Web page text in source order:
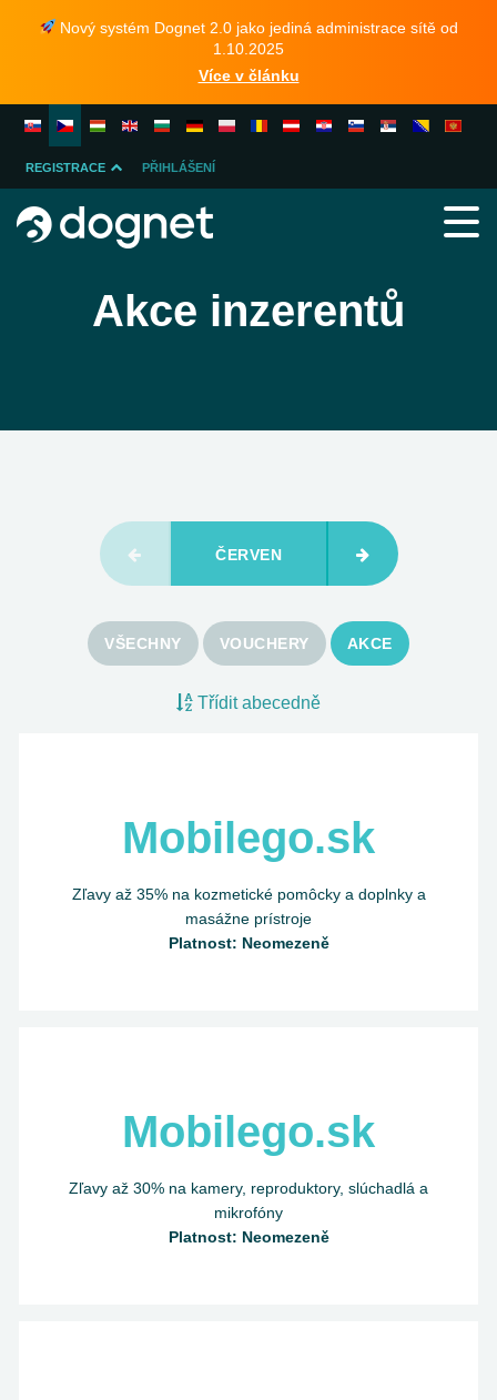
Nový systém Dognet 2.0 jako jediná administrace sítě od
1.10.2025
Více v článku
REGISTRACE
INZERENTA
PŘIHLÁŠENÍ
Akce inzerentů
ČERVEN
VŠECHNY VOUCHERY AKCE
Třídit abecedně
Mobilego.sk
Zľavy až 35% na kozmetické pomôcky a doplnky a
masážne prístroje
Platnost: Neomezeně
Mobilego.sk
Zľavy až 30% na kamery, reproduktory, slúchadlá a
mikrofóny
Platnost: Neomezeně